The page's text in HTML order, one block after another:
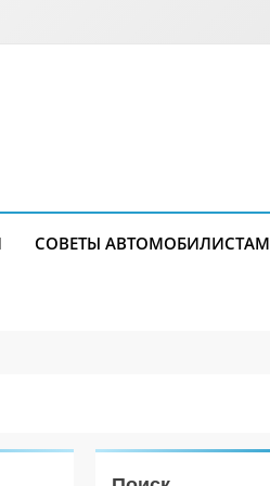
СОВЕТЫ АВТОМОБИЛИСТАМ